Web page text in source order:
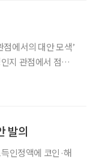
에서의 대안 모색’
지 관점에서 점검
발의
인정액에 코인·해